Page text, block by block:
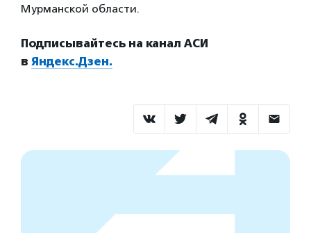
Мурманской области.
Подписывайтесь на канал АСИ
в Яндекс.Дзен.